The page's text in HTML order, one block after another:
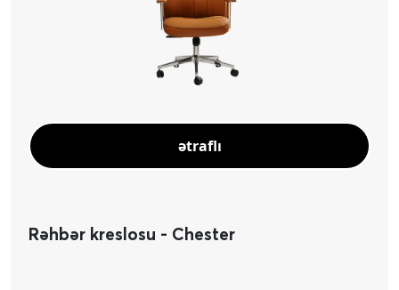
ətraflı
Rəhbər kreslosu - Chester